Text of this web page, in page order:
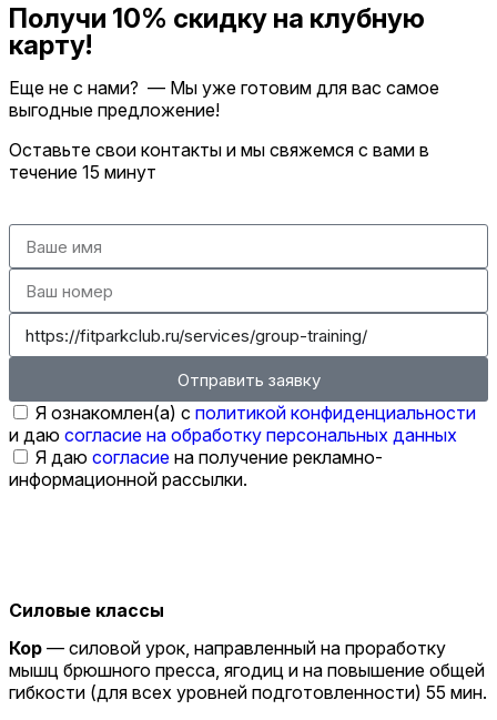
Получи 10% скидку на клубную
карту!
Еще не с нами? — Мы уже готовим для вас самое
выгодные предложение!
Оставьте свои контакты и мы свяжемся с вами в
течение 15 минут
Отправить заявку
Я ознакомлен(а) с политикой конфиденциальности
и даю согласие на обработку персональных данных
Я даю согласие на получение рекламно-
информационной рассылки.
Силовые классы
Кор — силовой урок, направленный на проработку
мышц брюшного пресса, ягодиц и на повышение общей
гибкости (для всех уровней подготовленности) 55 мин.